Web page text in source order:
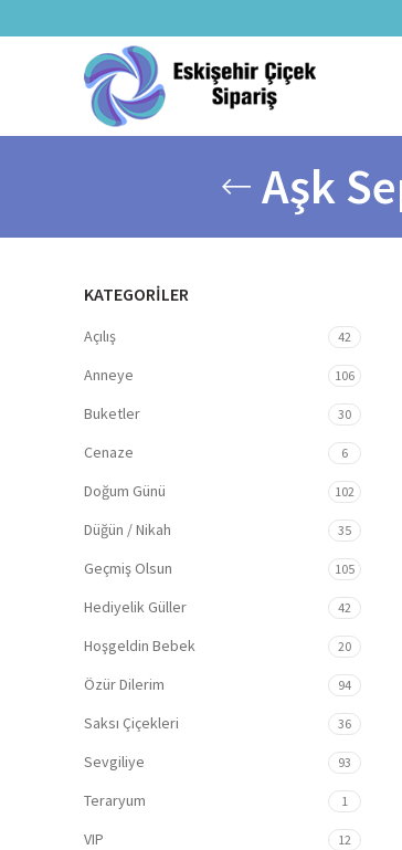
Aşk
KATEGORİLER
Açılış 42
Anneye 106
Buketler 30
Cenaze 6
Doğum Günü 102
Düğün / Nikah 35
Geçmiş Olsun 105
Hediyelik Güller 42
Hoşgeldin Bebek 20
Özür Dilerim 94
Saksı Çiçekleri 36
Sevgiliye 93
Teraryum 1
VIP 12